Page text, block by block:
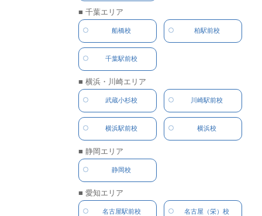
■ 千葉エリア
船橋校 柏駅前校
千葉駅前校
■ 横浜・川崎エリア
武蔵小杉校 川崎駅前校
横浜駅前校 横浜校
■ 静岡エリア
静岡校
■ 愛知エリア
名古屋駅前校 名古屋（栄）校